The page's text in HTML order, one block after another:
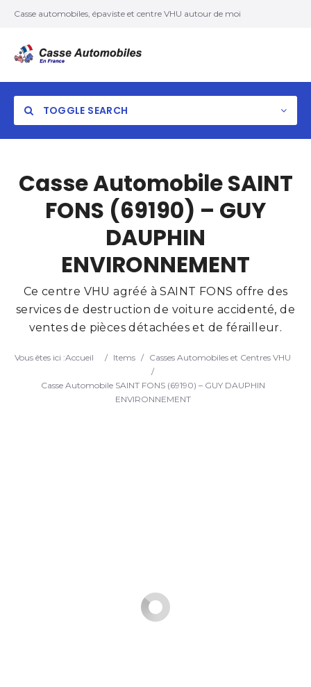
Casse automobiles, épaviste et centre VHU autour de moi
TOGGLE SEARCH
Search
Casse Automobile SAINT
FONS (69190) – GUY
DAUPHIN
ENVIRONNEMENT
Ce centre VHU agréé à SAINT FONS offre des
services de destruction de voiture accidenté, de
ventes de pièces détachées et de férailleur.
Vous êtes ici :Accueil / Items / Casses Automobiles et Centres VHU
/
Casse Automobile SAINT FONS (69190) – GUY DAUPHIN
ENVIRONNEMENT